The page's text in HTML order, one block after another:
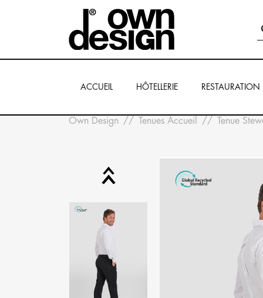
ACCUEIL HÔTELLERIE RESTAURATION
Own Design Tenues Accueil Tenue